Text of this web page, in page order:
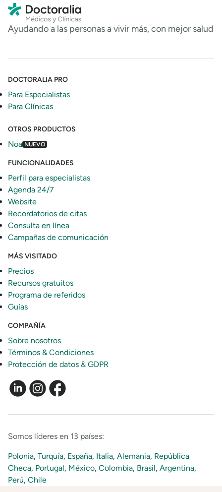
Ayudando a las personas a vivir más, con mejor salud
DOCTORALIA PRO
Para Especialistas
Para Clínicas
OTROS PRODUCTOS
Noa NUEVO
FUNCIONALIDADES
Perfil para especialistas
Agenda 24/7
Website
Recordatorios de citas
Consulta en línea
Campañas de comunicación
MÁS VISITADO
Precios
Recursos gratuitos
Programa de referidos
Guías
COMPAÑÍA
Sobre nosotros
Términos & Condiciones
Protección de datos & GDPR
Somos líderes en 13 países:
Polonia, Turquía, España, Italia, Alemania, República
Checa, Portugal, México, Colombia, Brasil, Argentina,
Perú, Chile